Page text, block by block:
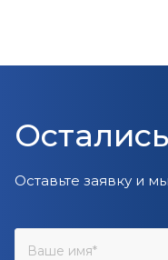
Оставьте заявку и